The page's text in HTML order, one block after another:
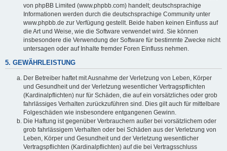
von phpBB Limited (www.phpbb.com) handelt; deutschsprachige
Informationen werden durch die deutschsprachige Community unter
www.phpbb.de zur Verfügung gestellt. Beide haben keinen Einfluss auf
die Art und Weise, wie die Software verwendet wird. Sie können
insbesondere die Verwendung der Software für bestimmte Zwecke nicht
untersagen oder auf Inhalte fremder Foren Einfluss nehmen.
5. GEWÄHRLEISTUNG
Der Betreiber haftet mit Ausnahme der Verletzung von Leben, Körper
und Gesundheit und der Verletzung wesentlicher Vertragspflichten
(Kardinalpflichten) nur für Schäden, die auf ein vorsätzliches oder grob
fahrlässiges Verhalten zurückzuführen sind. Dies gilt auch für mittelbare
Folgeschäden wie insbesondere entgangenen Gewinn.
Die Haftung ist gegenüber Verbrauchern außer bei vorsätzlichem oder
grob fahrlässigem Verhalten oder bei Schäden aus der Verletzung von
Leben, Körper und Gesundheit und der Verletzung wesentlicher
Vertragspflichten (Kardinalpflichten) auf die bei Vertragsschluss